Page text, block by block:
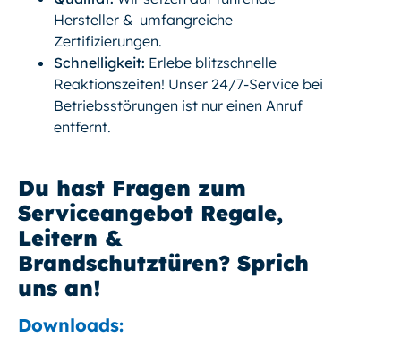
Hersteller & umfangreiche
Zertifizierungen.
Schnelligkeit: Erlebe blitzschnelle
Reaktionszeiten! Unser 24/7-Service bei
Betriebsstörungen ist nur einen Anruf
entfernt.
Du hast Fragen zum
Serviceangebot Regale,
Leitern &
Brandschutztüren? Sprich
uns an!
Downloads: